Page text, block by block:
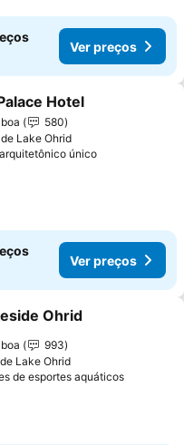
Ver preços
aos favoritos
Hotel
580
Lake Ohrid
únicoVer preços
Ver preços
aos favoritos
Ohrid
993
Lake Ohrid
de esportes aquáticosVer